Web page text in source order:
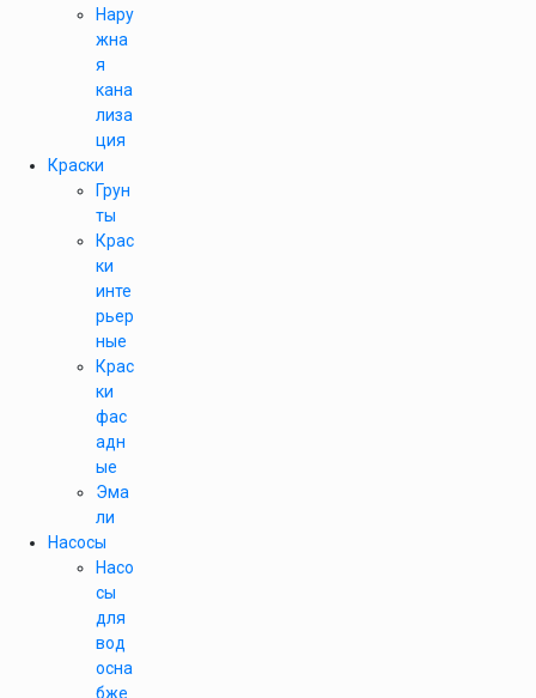
Нару
жна
я
кана
лиза
ция
Краски
Грун
ты
Крас
ки
инте
рьер
ные
Крас
ки
фас
адн
ые
Эма
ли
Насосы
Насо
сы
для
вод
осна
бже